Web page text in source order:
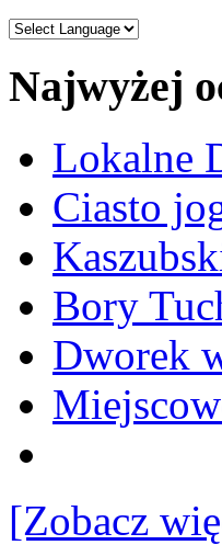
Najwyżej
Lokalne
Ciasto
Bory
Dworek
[Zobacz